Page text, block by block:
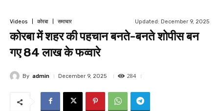
Videos कोरबा समाचार Updated: December 9, 2025
कोरबा में शहर की पहचान बनते-बनते शोपीस बन
गए 84 लाख के फव्वारे
By admin December 9, 2025 284